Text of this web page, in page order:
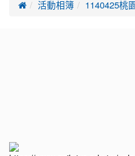
 活動相簿 1140425桃